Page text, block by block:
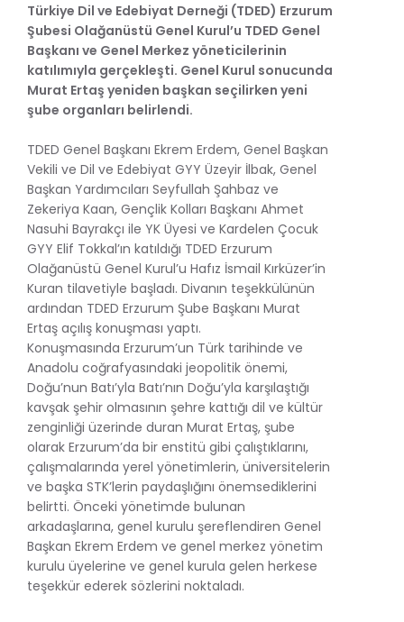
Türkiye Dil ve Edebiyat Derneği (TDED) Erzurum
Şubesi Olağanüstü Genel Kurul’u TDED Genel
Başkanı ve Genel Merkez yöneticilerinin
katılımıyla gerçekleşti. Genel Kurul sonucunda
Murat Ertaş yeniden başkan seçilirken yeni
şube organları belirlendi.
TDED Genel Başkanı Ekrem Erdem, Genel Başkan
Vekili ve Dil ve Edebiyat GYY Üzeyir İlbak, Genel
Başkan Yardımcıları Seyfullah Şahbaz ve
Zekeriya Kaan, Gençlik Kolları Başkanı Ahmet
Nasuhi Bayrakçı ile YK Üyesi ve Kardelen Çocuk
GYY Elif Tokkal’ın katıldığı TDED Erzurum
Olağanüstü Genel Kurul’u Hafız İsmail Kırküzer’in
Kuran tilavetiyle başladı. Divanın teşekkülünün
ardından TDED Erzurum Şube Başkanı Murat
Ertaş açılış konuşması yaptı.
Konuşmasında Erzurum’un Türk tarihinde ve
Anadolu coğrafyasındaki jeopolitik önemi,
Doğu’nun Batı’yla Batı’nın Doğu’yla karşılaştığı
kavşak şehir olmasının şehre kattığı dil ve kültür
zenginliği üzerinde duran Murat Ertaş, şube
olarak Erzurum’da bir enstitü gibi çalıştıklarını,
çalışmalarında yerel yönetimlerin, üniversitelerin
ve başka STK’lerin paydaşlığını önemsediklerini
belirtti. Önceki yönetimde bulunan
arkadaşlarına, genel kurulu şereflendiren Genel
Başkan Ekrem Erdem ve genel merkez yönetim
kurulu üyelerine ve genel kurula gelen herkese
teşekkür ederek sözlerini noktaladı.